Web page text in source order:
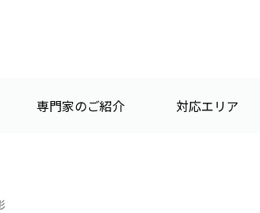
専門家のご紹介 対応エリア